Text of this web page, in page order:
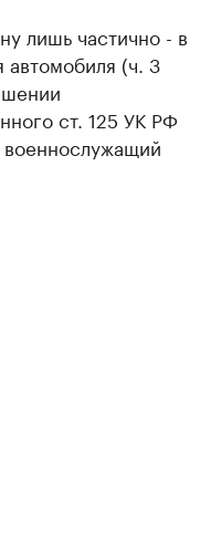
лишь частично - в
(ч. 3
ст. 125 УК РФ